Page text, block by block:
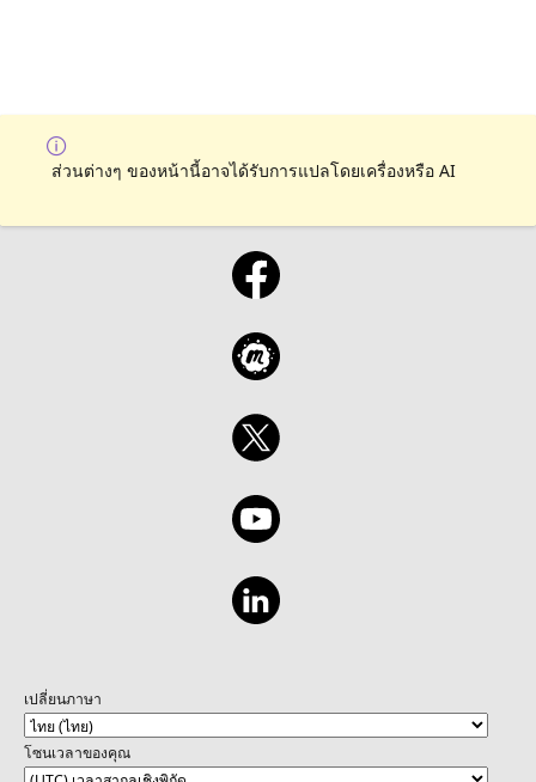
ส่วนต่างๆ ของหน้านี้อาจได้รับการแปลโดยเครื่องหรือ AI
เปลี่ยนภาษา
โซนเวลาของคุณ